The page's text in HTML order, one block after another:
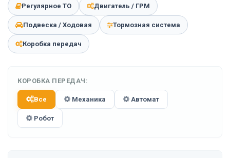
Регулярное ТО Двигатель / ГРМ
Подвеска / Ходовая Тормозная система
Коробка передач
КОРОБКА ПЕРЕДАЧ:
Все Механика Автомат
Робот